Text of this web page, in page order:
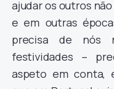
ajudar os outros
e em outras
precisa de nós
festividades –
aspeto em conta,